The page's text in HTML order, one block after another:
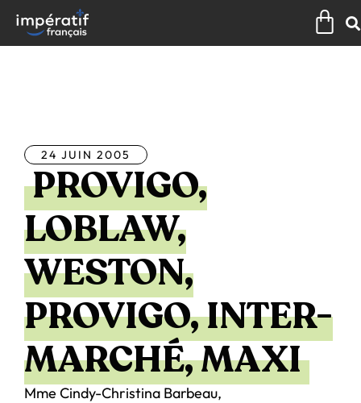
contenu
24 JUIN 2005
PROVIGO,
LOBLAW,
WESTON,
PROVIGO, INTER-
MARCHÉ, MAXI
Mme Cindy-Christina Barbeau,